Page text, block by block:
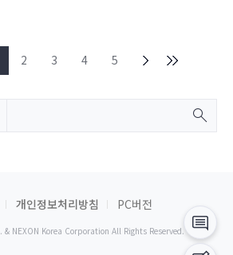
2 3 4 5
개인정보처리방침 PC버전
NEXON Korea Corporation All Rights Reserved.